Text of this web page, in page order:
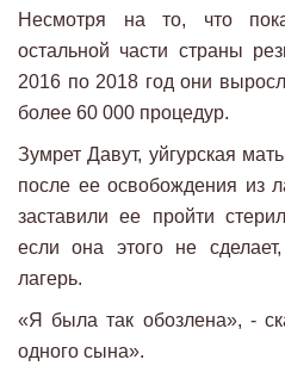
Несмотря на то, что
остальной части страны
2016 по 2018 год они
более 60 000 процедур.
Зумрет Давут, уйгурская
после ее освобождения из
заставили ее пройти
если она этого не
лагерь.
«Я была так обозлена», -
одного сына».